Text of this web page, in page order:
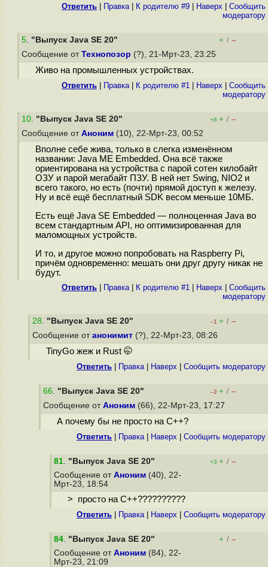
Ответить Правка| К родителю #9 Наверх
Cообщить
модератору
5. "Выпуск Java SE 20" + / –
Сообщение от Технопозор (?), 21-Мрт-23, 23:25
Живо на промышленных устройствах.
Ответить Правка| К родителю #1 Наверх
Cообщить
модератору
10. "Выпуск Java SE 20" +8 + / –
Сообщение от Аноним (10), 22-Мрт-23, 00:52
Вполне себе жива, только в слегка изменённом
названии: Java ME Embedded. Она всё также
ориентирована на устройства с парой сотен килобайт
ОЗУ и парой мегабайт ПЗУ. В ней нет Swing, NIO2 и
всего такого, но есть (почти) прямой доступ к железу.
Ну и всё ещё бесплатный SDK весом меньше 10МБ.
Есть ещё Java SE Embedded — полноценная Java во
всем стандартным API, но оптимизированная для
маломощных устройств.
И то, и другое можно попробовать на Raspberry Pi,
причём одновременно: мешать они друг другу никак не
будут.
Ответить Правка| К родителю #1 Наверх
Cообщить
модератору
28. "Выпуск Java SE 20" –1 + / –
Сообщение от анонимит (?), 22-Мрт-23, 08:26
TinyGo жеж и Rust 🤭
Ответить Правка| Наверх Cообщить модератору
66. "Выпуск Java SE 20" –2 + / –
Сообщение от Аноним (66), 22-Мрт-23, 17:27
А почему бы не просто на С++?
Ответить Правка| Наверх Cообщить модератору
81. "Выпуск Java SE 20" +3 + / –
Сообщение от Аноним (40), 22-
Мрт-23, 18:54
> просто на С++??????????
Ответить Правка| Наверх Cообщить модератору
84. "Выпуск Java SE 20" + / –
Сообщение от Аноним (84), 22-
Мрт-23, 21:09